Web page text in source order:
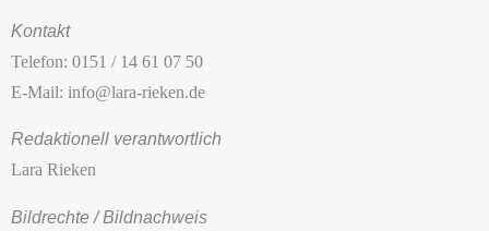
Kontakt
Telefon: 0151 / 14 61 07 50
E-Mail: info@lara-rieken.de
Redaktionell verantwortlich
Lara Rieken
Bildrechte / Bildnachweis